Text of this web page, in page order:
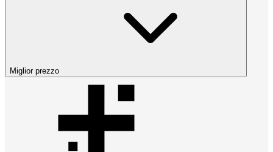
Miglior prezzo